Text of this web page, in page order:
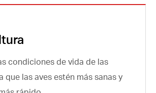
condiciones de vida de las
que las aves estén más sanas y